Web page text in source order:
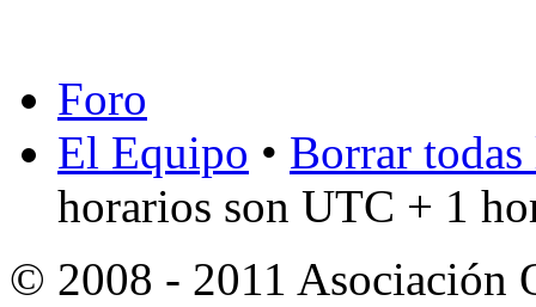
Foro
El Equipo • Borrar
horarios son UTC + 1
© 2008 - 2011 Asociación